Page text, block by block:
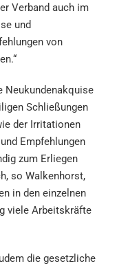
Verband auch im
und
von
Neukundenakquise
Schließungen
der Irritationen
Empfehlungen
zum Erliegen
so Walkenhorst,
in den einzelnen
viele Arbeitskräfte
die gesetzliche